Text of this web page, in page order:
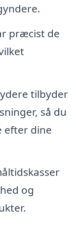
præcist de
tilbyder
så du
efter dine
og